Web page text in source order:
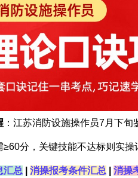
：江苏消防设施操作员7月下
分，关键技能不达标则实操
汇总 消操报考条件汇总 消操